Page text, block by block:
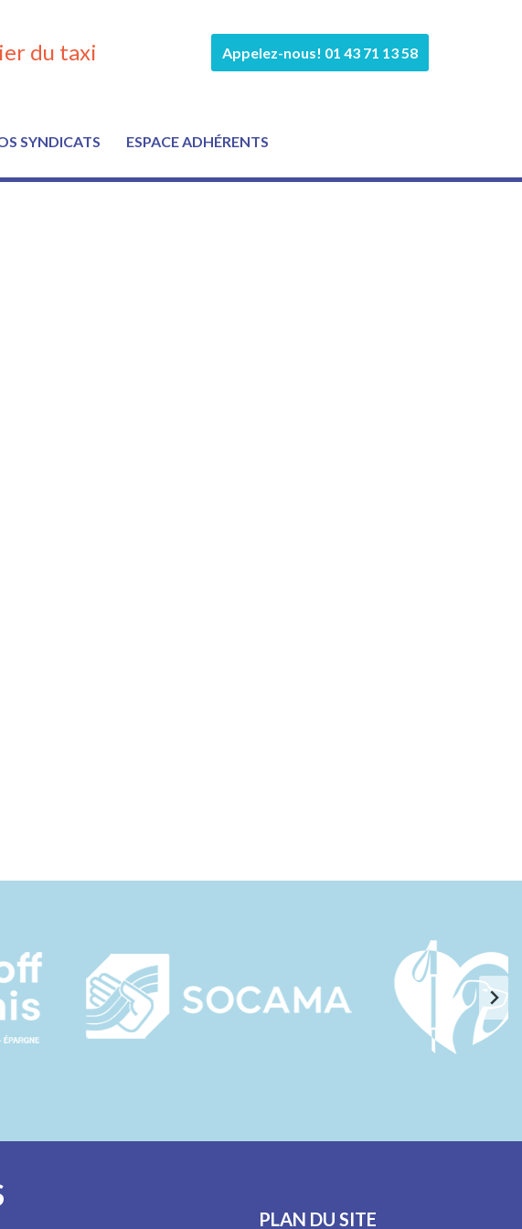
du taxi Appelez-nous! 01 43 71 13 58
SYNDICATS ESPACE ADHÉRENTS
PLAN DU SITE